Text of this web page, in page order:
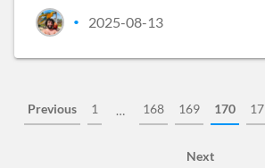
• 2025-08-13
Previous 1 … 168 169 170
Next